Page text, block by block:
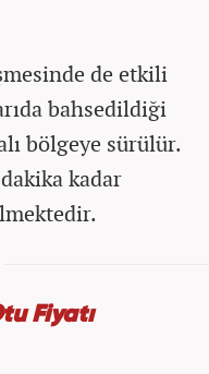
de etkili
bahsedildiği
bölgeye sürülür.
kadar
Fiyatı